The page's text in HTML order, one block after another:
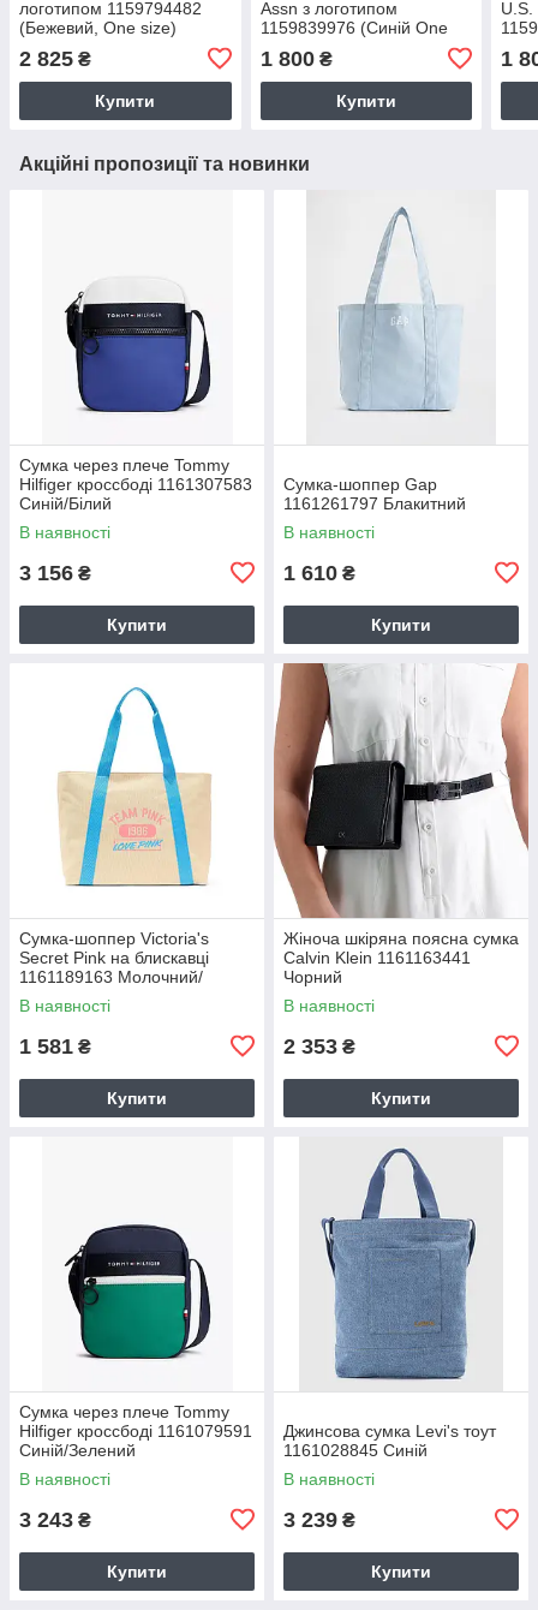
логотипом 1159794482
(Бежевий, One size)
2 825 ₴
Купити
Assn з логотипом
1159839976 (Синій One
1 800₴
Купити
U.S.
1
Акційні пропозиції та новинки
Сумка через плече Tommy
Hilfiger кроссбоді 1161307583
Синій/Білий
В наявності
3 156 ₴
Купити
Сумка-шоппер Gap
1161261797 Блакитний
В наявності
1 610 ₴
Купити
Сумка-шоппер Victoria's
Secret Pink на блискавці
1161189163 Молочний/
Блакитний
В наявності
1 581 ₴
Купити
Жіноча шкіряна поясна сумка
Calvin Klein 1161163441
Чорний
В наявності
2 353 ₴
Купити
Сумка через плече Tommy
Hilfiger кроссбоді 1161079591
Синій/Зелений
В наявності
3 243 ₴
Купити
Джинсова сумка Levi's тоут
1161028845 Синій
В наявності
3 239 ₴
Купити